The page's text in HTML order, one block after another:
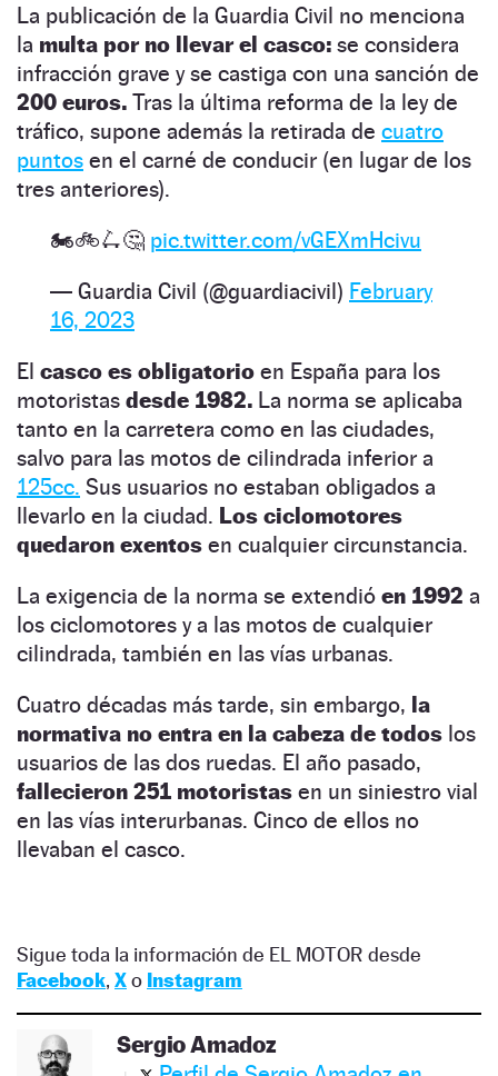
La publicación de la Guardia Civil no menciona
la multa por no llevar el casco: se considera
infracción grave y se castiga con una sanción de
200 euros. Tras la última reforma de la ley de
tráfico, supone además la retirada de cuatro
puntos en el carné de conducir (en lugar de los
tres anteriores).
🏍️🚲🛴🤔 pic.twitter.com/vGEXmHcivu
— Guardia Civil (@guardiacivil) February
16, 2023
El casco es obligatorio en España para los
motoristas desde 1982. La norma se aplicaba
tanto en la carretera como en las ciudades,
salvo para las motos de cilindrada inferior a
125cc. Sus usuarios no estaban obligados a
llevarlo en la ciudad. Los ciclomotores
quedaron exentos en cualquier circunstancia.
La exigencia de la norma se extendió en 1992 a
los ciclomotores y a las motos de cualquier
cilindrada, también en las vías urbanas.
Cuatro décadas más tarde, sin embargo, la
normativa no entra en la cabeza de todos los
usuarios de las dos ruedas. El año pasado,
fallecieron 251 motoristas en un siniestro vial
en las vías interurbanas. Cinco de ellos no
llevaban el casco.
Sigue toda la información de EL MOTOR desde
Facebook, Xo Instagram
Sergio Amadoz